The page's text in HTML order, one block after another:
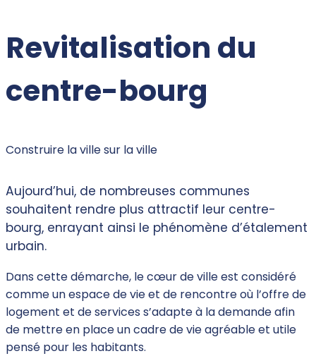
Revitalisation du
centre-bourg
Construire la ville sur la ville
Aujourd’hui, de nombreuses communes
souhaitent rendre plus attractif leur centre-
bourg, enrayant ainsi le phénomène d’étalement
urbain.
Dans cette démarche, le cœur de ville est considéré
comme un espace de vie et de rencontre où l’offre de
logement et de services s’adapte à la demande afin
de mettre en place un cadre de vie agréable et utile
pensé pour les habitants.